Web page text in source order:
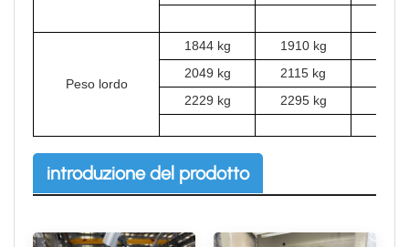
Peso lordo
1844 kg 1910 kg
2049 kg
2115 kg
2229 kg
2295 kg
introduzione del prodotto